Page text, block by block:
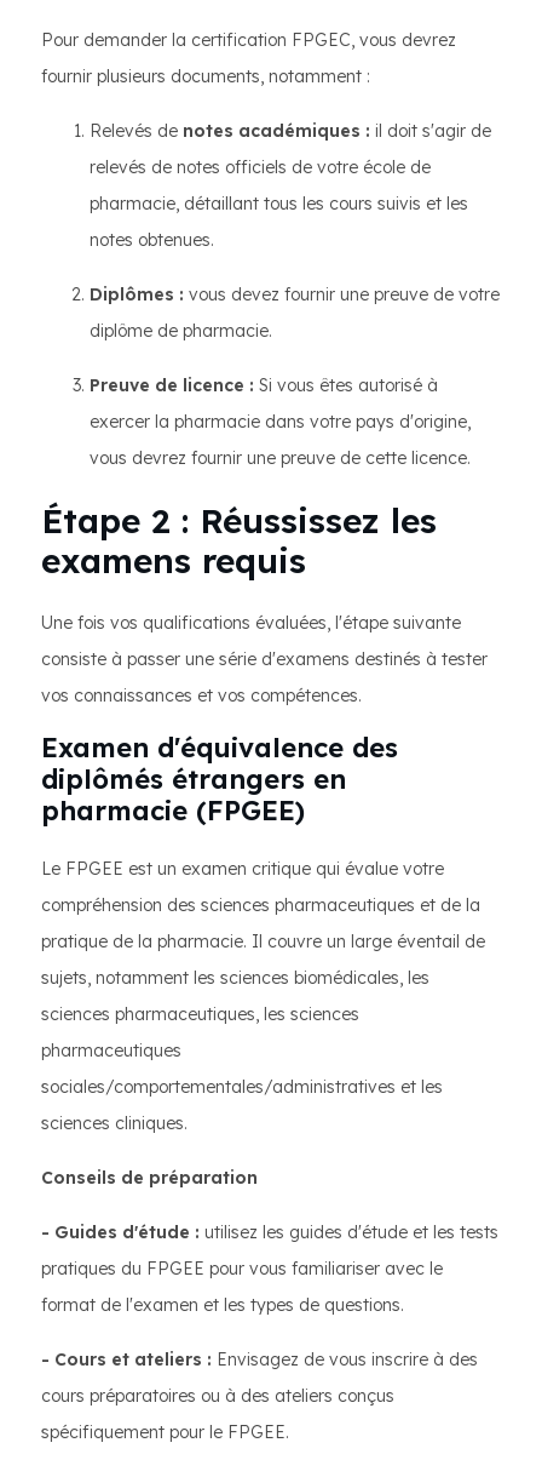
Pour demander la certification FPGEC, vous devrez
fournir plusieurs documents, notamment :
Relevés de notes académiques : il doit s'agir de
relevés de notes officiels de votre école de
pharmacie, détaillant tous les cours suivis et les
notes obtenues.
Diplômes : vous devez fournir une preuve de votre
diplôme de pharmacie.
Preuve de licence : Si vous êtes autorisé à
exercer la pharmacie dans votre pays d'origine,
vous devrez fournir une preuve de cette licence.
Étape 2 : Réussissez les
examens requis
Une fois vos qualifications évaluées, l'étape suivante
consiste à passer une série d'examens destinés à tester
vos connaissances et vos compétences.
Examen d'équivalence des
diplômés étrangers en
pharmacie (FPGEE)
Le FPGEE est un examen critique qui évalue votre
compréhension des sciences pharmaceutiques et de la
pratique de la pharmacie. Il couvre un large éventail de
sujets, notamment les sciences biomédicales, les
sciences pharmaceutiques, les sciences
pharmaceutiques
sociales/comportementales/administratives et les
sciences cliniques.
Conseils de préparation
- Guides d'étude : utilisez les guides d'étude et les tests
pratiques du FPGEE pour vous familiariser avec le
format de l'examen et les types de questions.
- Cours et ateliers : Envisagez de vous inscrire à des
cours préparatoires ou à des ateliers conçus
spécifiquement pour le FPGEE.